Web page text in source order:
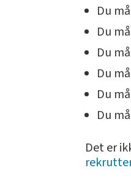
Du
Du
Du
Du
Du
Du
Det er